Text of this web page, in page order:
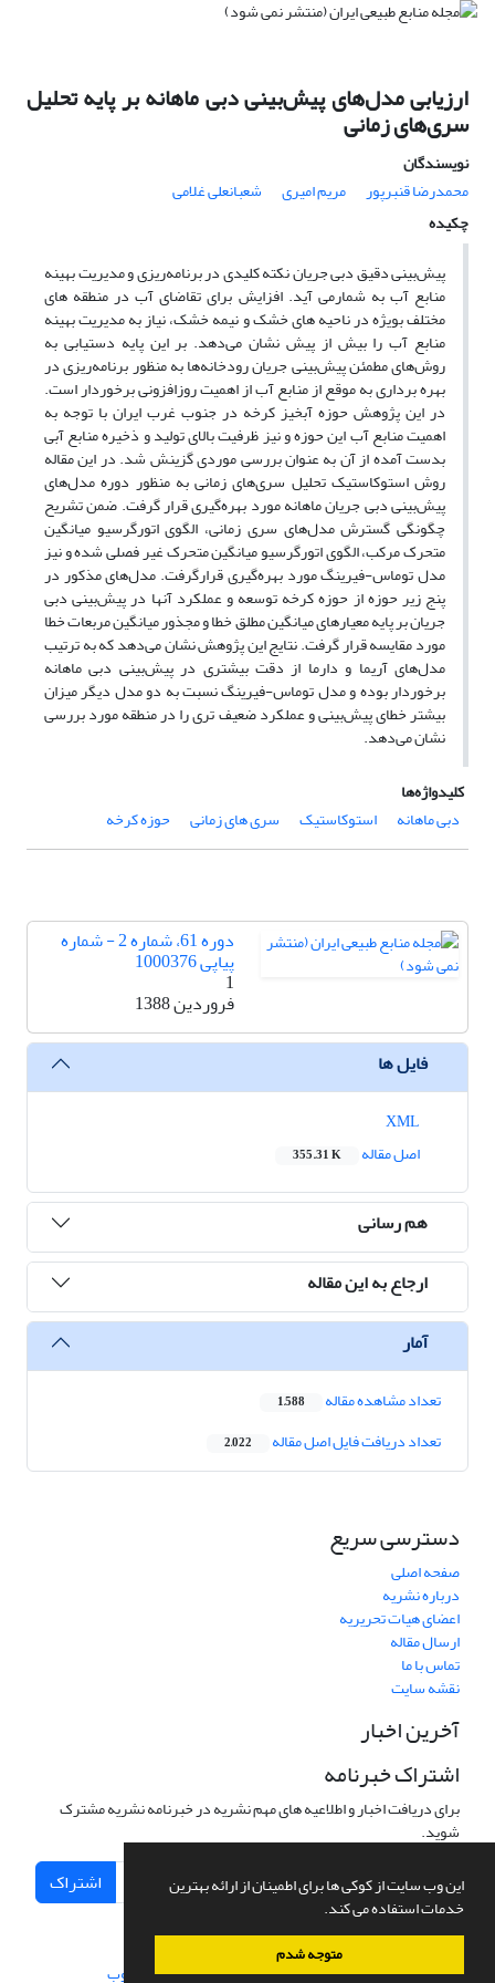
این وب سایت از کوکی ها برای اطمینان از ارائه بهترین
خدمات استفاده می کند.
متوجه شدم
ارزیابی مدل‌های پیش‌بینی دبی ماهانه بر پایه تحلیل
سری‌های زمانی
نویسندگان
محمدرضا قنبرپور
مریم امیری
شعبانعلی غلامی
چکیده
پیش‌بینی دقیق دبی جریان نکته کلیدی در برنامه‌ریزی و مدیریت بهینه
منابع آب به شمارمی آید. افزایش برای تقاضای آب در منطقه های
مختلف بویژه در ناحیه های خشک و نیمه خشک، نیاز به مدیریت بهینه
منابع آب را بیش از پیش نشان می‌دهد. بر این پایه دستیابی به
روش‌های مطمئن پیش‌بینی جریان رودخانه‌ها به منظور برنامه‌ریزی در
بهره برداری به موقع از منابع آب از اهمیت روزافزونی برخوردار است.
در این پژوهش حوزه آبخیز کرخه در جنوب غرب ایران با توجه به
اهمیت منابع آب این حوزه و نیز ظرفیت بالای تولید و ذخیره منابع آبی
بدست آمده از آن به عنوان بررسی موردی گزینش شد. در این مقاله
روش استوکاستیک تحلیل سری‌‌های زمانی به منظور دوره مدل‌های
پیش‌بینی دبی جریان ماهانه مورد بهره‌گیری قرار گرفت. ضمن تشریح
چگونگی گسترش مدل‌های سری زمانی، الگوی اتورگرسیو میانگین
متحرک مرکب، الگوی اتورگرسیو میانگین متحرک غیر فصلی شده و نیز
مدل توماس-فیرینگ مورد بهره‌گیری قرارگرفت. مدل‌های مذکور در
پنج زیر حوزه از حوزه کرخه توسعه و عملکرد آنها در پیش‌بینی دبی
جریان بر پایه معیار‌های میانگین مطلق خطا و مجذور میانگین مربعات خطا
مورد مقایسه قرار گرفت. نتایج این پژوهش نشان می‌دهد که به ترتیب
مدل‌های آریما و دارما از دقت بیشتری در پیش‌بینی دبی ماهانه
برخوردار بوده و مدل توماس-فیرینگ نسبت به دو مدل دیگر میزان
بیشتر خطای پیش‌بینی و عملکرد ضعیف تری را در منطقه مورد بررسی
نشان می‌دهد.
کلیدواژه‌ها
دبی ماهانه
استوکاستیک سری ‌های زمانی حوزه کرخه
دوره 61، شماره 2 - شماره
پیاپی 1000376
1
فروردین 1388
فایل ها
اصل مقاله
355.31 K
هم رسانی
ارجاع به این مقاله
آمار
تعداد مشاهده مقاله 1,588
تعداد دریافت فایل اصل مقاله 2,022
دسترسی سریع
صفحه اصلی
درباره نشریه
اعضای هیات تحریریه
ارسال مقاله
تماس با ما
نقشه سایت
آخرین اخبار
اشتراک خبرنامه
برای دریافت اخبار و اطلاعیه های مهم نشریه در خبرنامه نشریه مشترک
شوید.
اشتراک
سامانه مدیریت نشریات علمی.طراحی و پیاده سازی از سیناوب